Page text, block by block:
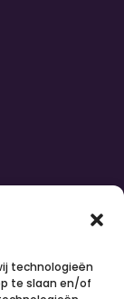
technologieën
te slaan en/of